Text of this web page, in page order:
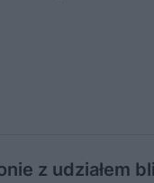
z udziałem